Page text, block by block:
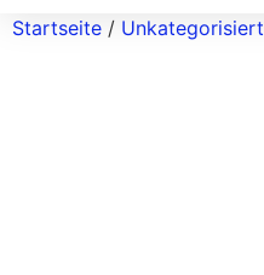
Startseite / Unkategorisiert